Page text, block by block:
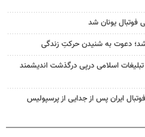
فوتبال یونان شد
دعوت به شنیدن حرکتِ زندگی
اسلامی درپی درگذشت اندیشمند
ایران پس از جدایی از پرسپولیس